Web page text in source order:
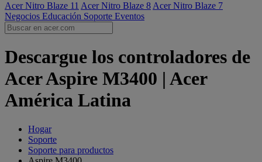
Acer Nitro Blaze 11 Acer Nitro Blaze 8 Acer Nitro Blaze 7
Negocios Educación Soporte Eventos
Descargue los controladores de
Acer Aspire M3400 | Acer
América Latina
Hogar
Soporte
Soporte para productos